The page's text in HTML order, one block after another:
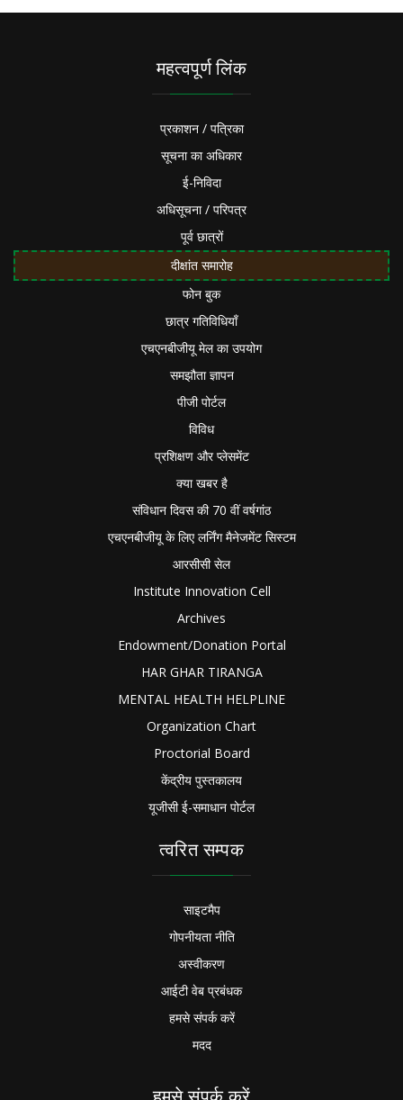
महत्वपूर्ण लिंक
प्रकाशन / पत्रिका
सूचना का अधिकार
ई-निविदा
अधिसूचना / परिपत्र
पूर्व छात्रों
दीक्षांत समारोह
फोन बुक
छात्र गतिविधियाँ
एचएनबीजीयू मेल का उपयोग
समझौता ज्ञापन
पीजी पोर्टल
विविध
प्रशिक्षण और प्लेसमेंट
क्या खबर है
संविधान दिवस की 70 वीं वर्षगांठ
एचएनबीजीयू के लिए लर्निंग मैनेजमेंट सिस्टम
आरसीसी सेल
Institute Innovation Cell
Archives
Endowment/Donation Portal
HAR GHAR TIRANGA
MENTAL HEALTH HELPLINE
Organization Chart
Proctorial Board
केंद्रीय पुस्तकालय
यूजीसी ई-समाधान पोर्टल
त्वरित सम्पक
साइटमैप
गोपनीयता नीति
अस्वीकरण
आईटी वेब प्रबंधक
हमसे संपर्क करें
मदद